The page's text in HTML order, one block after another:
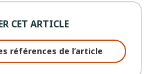
CET ARTICLE
références de l’article